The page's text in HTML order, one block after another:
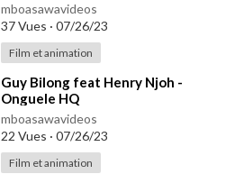
mboasawavideos
37 Vues · 07/26/23
Film et animation
⁣Guy Bilong feat Henry Njoh -
Onguele HQ
mboasawavideos
22 Vues · 07/26/23
Film et animation